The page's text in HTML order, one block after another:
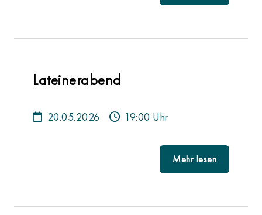
Lateinerabend
20.05.2026 19:00 Uhr
Mehr lesen